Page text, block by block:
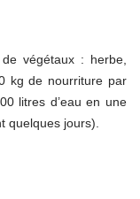
végétaux : herbe,
kg de nourriture par
litres d’eau en une
quelques jours).